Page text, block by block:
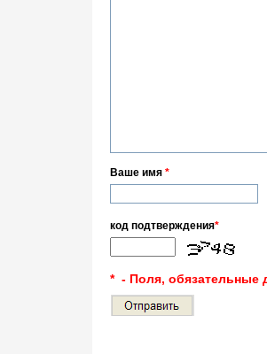
Ваше имя *
код подтверждения*
* - Поля, обязательные